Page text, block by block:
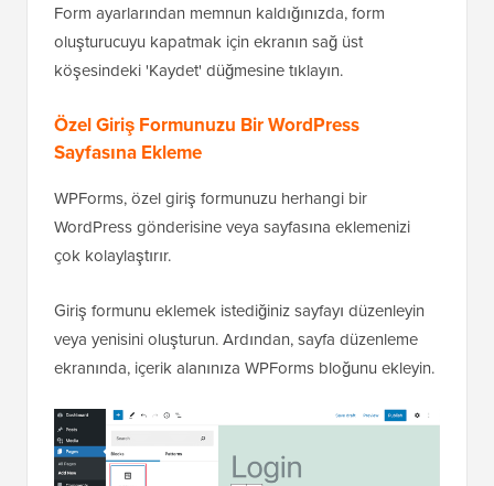
Form ayarlarından memnun kaldığınızda, form
oluşturucuyu kapatmak için ekranın sağ üst
köşesindeki 'Kaydet' düğmesine tıklayın.
Özel Giriş Formunuzu Bir WordPress
Sayfasına Ekleme
WPForms, özel giriş formunuzu herhangi bir
WordPress gönderisine veya sayfasına eklemenizi
çok kolaylaştırır.
Giriş formunu eklemek istediğiniz sayfayı düzenleyin
veya yenisini oluşturun. Ardından, sayfa düzenleme
ekranında, içerik alanınıza WPForms bloğunu ekleyin.